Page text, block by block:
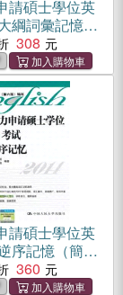
請碩士學位英
綱詞彙記憶與
）
308
請碩士學位英
序記憶（簡體
360